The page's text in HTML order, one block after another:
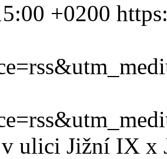
+0200
ulici Jižní IX x